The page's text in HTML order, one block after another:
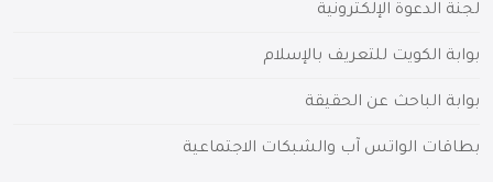
لجنة الدعوة الإلكترونية
بوابة الكويت للتعريف بالإسلام
بوابة الباحث عن الحقيقة
بطاقات الواتس آب والشبكات الاجتماعية